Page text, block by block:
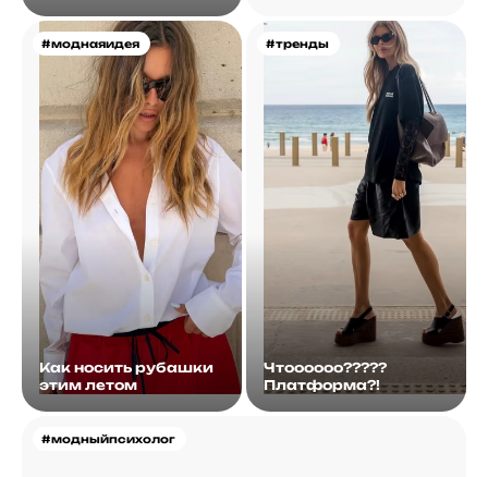
#моднаяидея
Как носить рубашки
этим летом
#тренды
Чтоооооо?????
Платформа?!
#модныйпсихолог